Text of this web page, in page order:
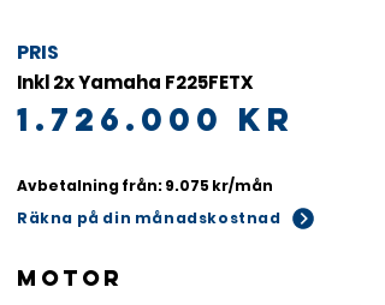
PRIS
Inkl 2x Yamaha F225FETX
1.726.000 kr
Avbetalning från: 9.075 kr/mån
Räkna på din månadskostnad
Motor